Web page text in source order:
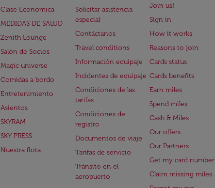
Clase Económica
MEDIDAS DE SALUD
Zenith Lounge
Salón de Socios
Magic universe
Comidas a bordo
Entretenimiento
Asientos
SKYRAM
SKY PRESS
Nuestra flota
Solicitar asistencia
especial
Contáctanos
Travel conditions
Información equipaje
Incidentes de equipaje
Condiciones de las
tarifas
Condiciones de
registro
Documentos de viaje
Tarifas de servicio
Tránsito en el
aeropuerto
Join us!
Sign in
How it works
Reasons to join
Cards status
Cards benefits
Earn miles
Spend miles
Cash & Miles
Our offers
Our Partners
Get my card number
Claim missing miles